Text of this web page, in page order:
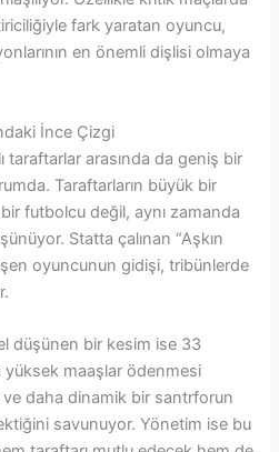
fark yaratan oyuncu,
en önemli dişlisi olmaya
İnce Çizgi
taraftarlar arasında da geniş bir
Taraftarların büyük bir
futbolcu değil, aynı zamanda
Statta çalınan “Aşkın
oyuncunun gidişi, tribünlerde
düşünen bir kesim ise 33
yüksek maaşlar ödenmesi
daha dinamik bir santrforun
savunuyor. Yönetim ise bu